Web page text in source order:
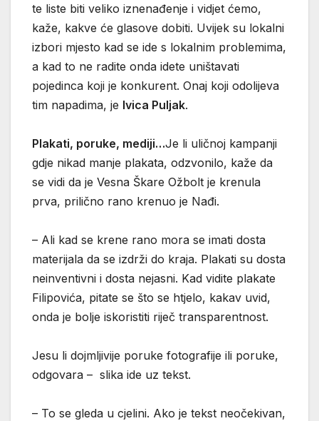
te liste biti veliko iznenađenje i vidjet ćemo,
kaže, kakve će glasove dobiti. Uvijek su lokalni
izbori mjesto kad se ide s lokalnim problemima,
a kad to ne radite onda idete uništavati
pojedinca koji je konkurent. Onaj koji odolijeva
tim napadima, je Ivica Puljak.
Plakati, poruke, mediji…Je li uličnoj kampanji
gdje nikad manje plakata, odzvonilo, kaže da
se vidi da je Vesna Škare Ožbolt je krenula
prva, prilično rano krenuo je Nađi.
– Ali kad se krene rano mora se imati dosta
materijala da se izdrži do kraja. Plakati su dosta
neinventivni i dosta nejasni. Kad vidite plakate
Filipovića, pitate se što se htjelo, kakav uvid,
onda je bolje iskoristiti riječ transparentnost.
Jesu li dojmljivije poruke fotografije ili poruke,
odgovara – slika ide uz tekst.
– To se gleda u cjelini. Ako je tekst neočekivan,